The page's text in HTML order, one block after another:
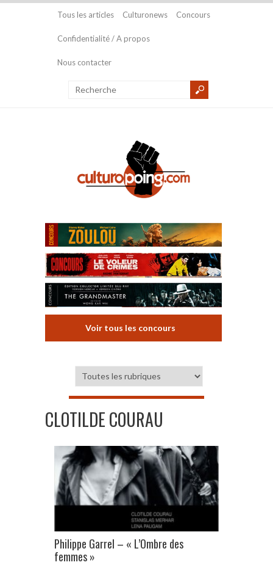
Tous les articles Culturonews Concours
Confidentialité / A propos
Nous contacter
Voir tous les concours
CLOTILDE COURAU
Philippe Garrel – « L’Ombre des
femmes »